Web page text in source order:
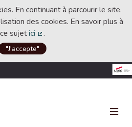
En continuant à parcourir le site,
des cookies. En savoir plus à
ce sujetici
(Lien externe)
.
"J'accepte"